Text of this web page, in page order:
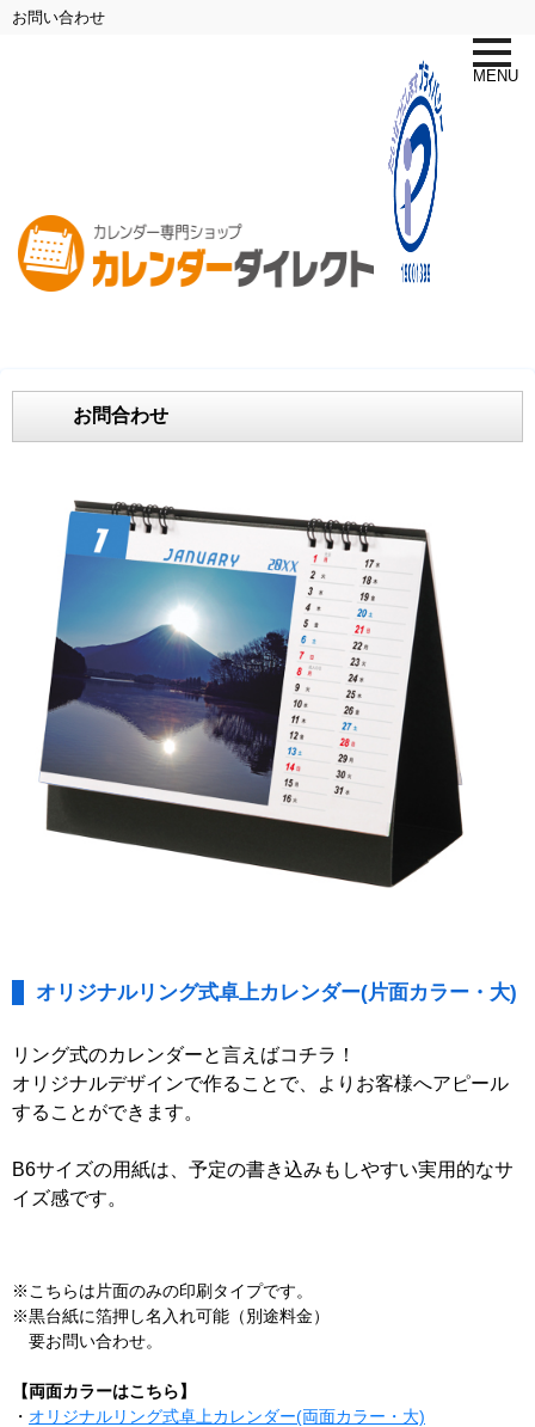
お問い合わせ
toggle
MENU
お問合わせ
オリジナルリング式卓上カレンダー(片面カラー・大)
リング式のカレンダーと言えばコチラ！
オリジナルデザインで作ることで、よりお客様へアピール
することができます。
B6サイズの用紙は、予定の書き込みもしやすい実用的なサ
イズ感です。
※こちらは片面のみの印刷タイプです。
※黒台紙に箔押し名入れ可能（別途料金）
要お問い合わせ。
【両面カラーはこちら】
・ オリジナルリング式卓上カレンダー(両面カラー・大)